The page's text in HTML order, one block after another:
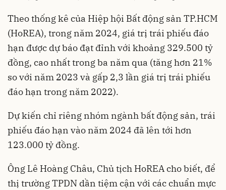
Theo thống kê của Hiệp hội Bất động sản TP.HCM
(HoREA), trong năm 2024, giá trị trái phiếu đáo
hạn được dự báo đạt đỉnh với khoảng 329.500 tỷ
đồng, cao nhất trong ba năm qua (tăng hơn 21%
so với năm 2023 và gấp 2,3 lần giá trị trái phiếu
đáo hạn trong năm 2022).
Dự kiến chỉ riêng nhóm ngành bất động sản, trái
phiếu đáo hạn vào năm 2024 đã lên tới hơn
123.000 tỷ đồng.
Ông Lê Hoàng Châu, Chủ tịch HoREA cho biết, để
thị trường TPDN dần tiệm cận với các chuẩn mực